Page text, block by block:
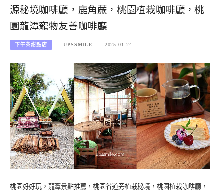
源秘境咖啡廳，鹿角蕨，桃園植栽咖啡廳，桃
園龍潭寵物友善咖啡廳
下午茶甜點店 UPSSMILE 2025-01-24
桃園好好玩，龍潭景點推薦，桃園省道旁植栽秘境，桃園植栽咖啡廳，